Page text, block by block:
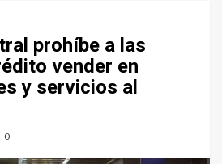
prohíbe a las
vender en
y servicios al
0